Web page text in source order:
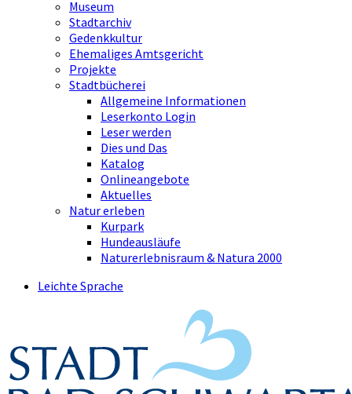
Museum
Stadtarchiv
Gedenkkultur
Ehemaliges Amtsgericht
Projekte
Stadtbücherei
Allgemeine Informationen
Leserkonto Login
Leser werden
Dies und Das
Katalog
Onlineangebote
Aktuelles
Natur erleben
Kurpark
Hundeausläufe
Naturerlebnisraum & Natura 2000
Leichte Sprache